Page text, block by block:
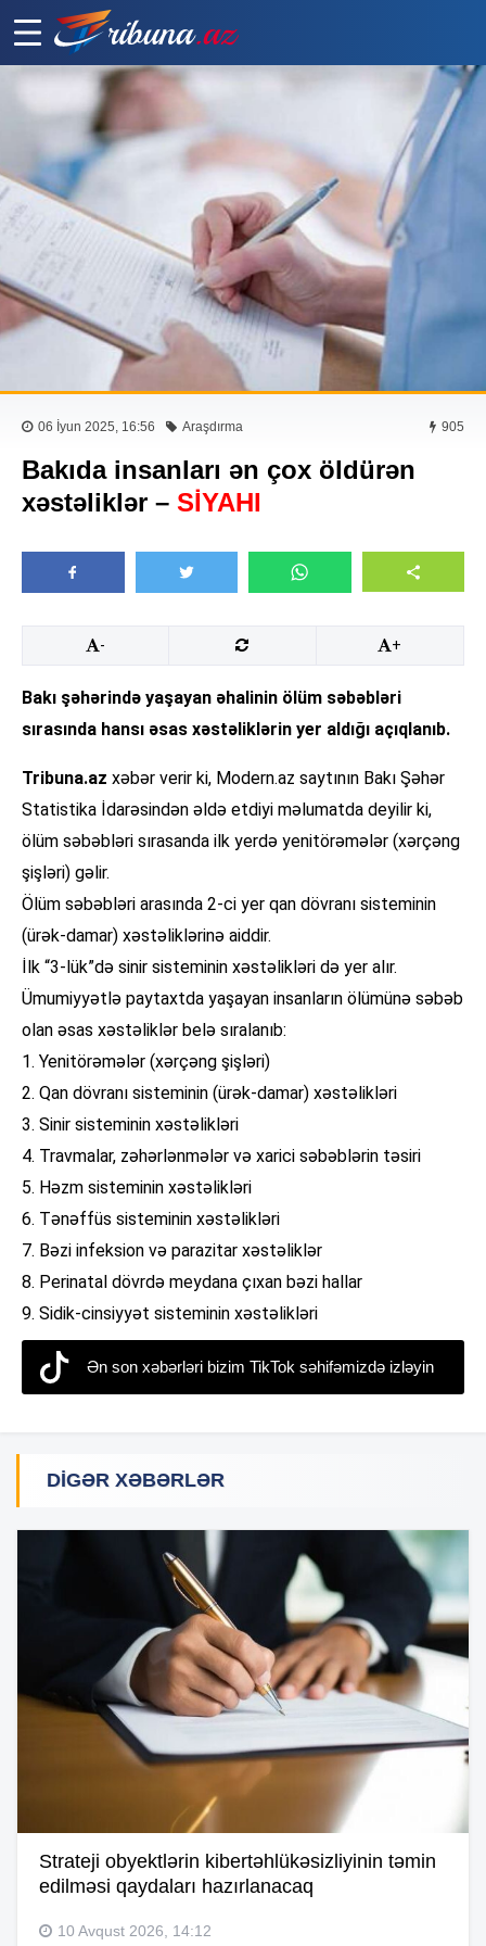
06 İyun 2025, 16:56 Araşdırma 905
Bakıda insanları ən çox öldürən
xəstəliklər – SİYAHI
- +
Bakı şəhərində yaşayan əhalinin ölüm səbəbləri
sırasında hansı əsas xəstəliklərin yer aldığı açıqlanıb.
Tribuna.az xəbər verir ki, Modern.az saytının Bakı Şəhər
Statistika İdarəsindən əldə etdiyi məlumatda deyilir ki,
ölüm səbəbləri sırasanda ilk yerdə yenitörəmələr (xərçəng
şişləri) gəlir.
Ölüm səbəbləri arasında 2-ci yer qan dövranı sisteminin
(ürək-damar) xəstəliklərinə aiddir.
İlk “3-lük”də sinir sisteminin xəstəlikləri də yer alır.
Ümumiyyətlə paytaxtda yaşayan insanların ölümünə səbəb
olan əsas xəstəliklər belə sıralanıb:
1. Yenitörəmələr (xərçəng şişləri)
2. Qan dövranı sisteminin (ürək-damar) xəstəlikləri
3. Sinir sisteminin xəstəlikləri
4. Travmalar, zəhərlənmələr və xarici səbəblərin təsiri
5. Həzm sisteminin xəstəlikləri
6. Tənəffüs sisteminin xəstəlikləri
7. Bəzi infeksion və parazitar xəstəliklər
8. Perinatal dövrdə meydana çıxan bəzi hallar
9. Sidik-cinsiyyət sisteminin xəstəlikləri
Ən son xəbərləri bizim TikTok səhifəmizdə izləyin
DIGƏR XƏBƏRLƏR
Strateji obyektlərin kibertəhlükəsizliyinin təmin
edilməsi qaydaları hazırlanacaq
10 Avqust 2026, 14:12